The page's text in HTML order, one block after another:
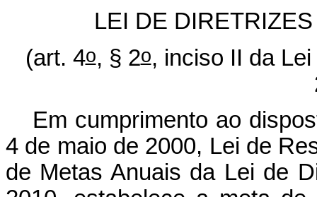
LEI DE
(art. 4o, § 2o, inciso II da
Em cumprimento ao
4 de maio de 2000, Lei de
de Metas Anuais da Lei de